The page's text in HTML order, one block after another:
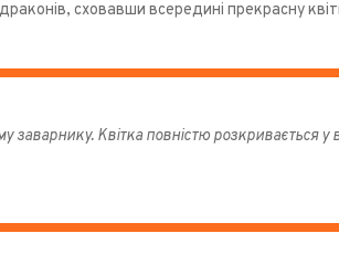
сховавши всередині прекрасну
Квітка повністю розкривається у